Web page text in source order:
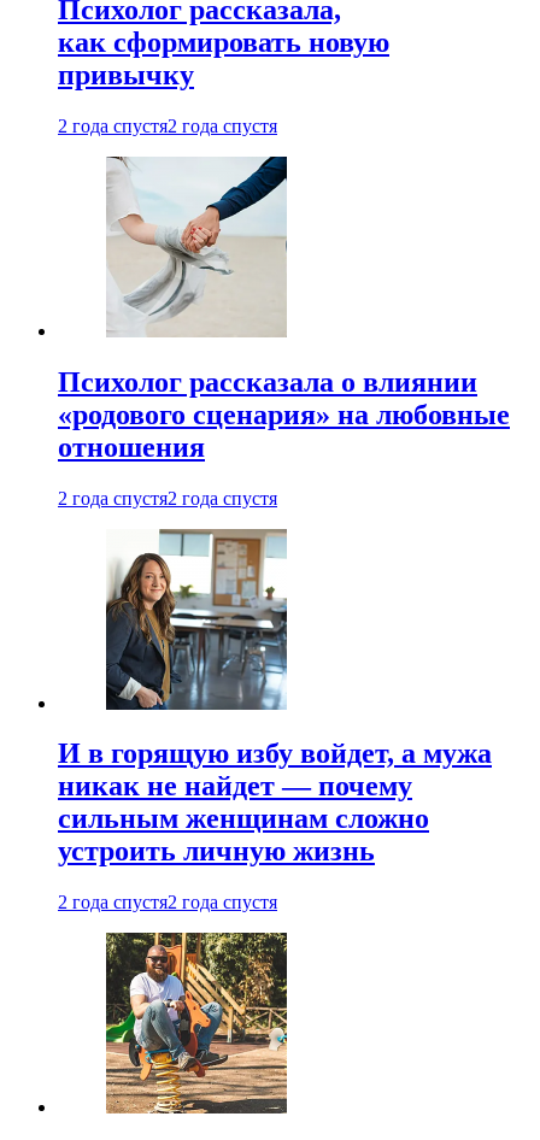
Психолог рассказала,
как сформировать новую
привычку
2 года спустя2 года спустя
Психолог рассказала о влиянии
«родового сценария» на любовные
отношения
2 года спустя2 года спустя
И в горящую избу войдет, а мужа
никак не найдет — почему
сильным женщинам сложно
устроить личную жизнь
2 года спустя2 года спустя